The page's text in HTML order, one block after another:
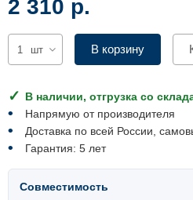
2 310 р.
шт В корзину
В наличии, отгрузка со
Напрямую от производителя
Доставка по всей России,
Гарантия: 5 лет
Совместимость
Комплектующие для шкафов